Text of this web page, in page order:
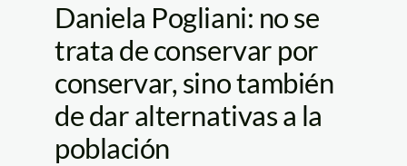
Daniela Pogliani: no se
trata de conservar por
conservar, sino también
de dar alternativas a la
población